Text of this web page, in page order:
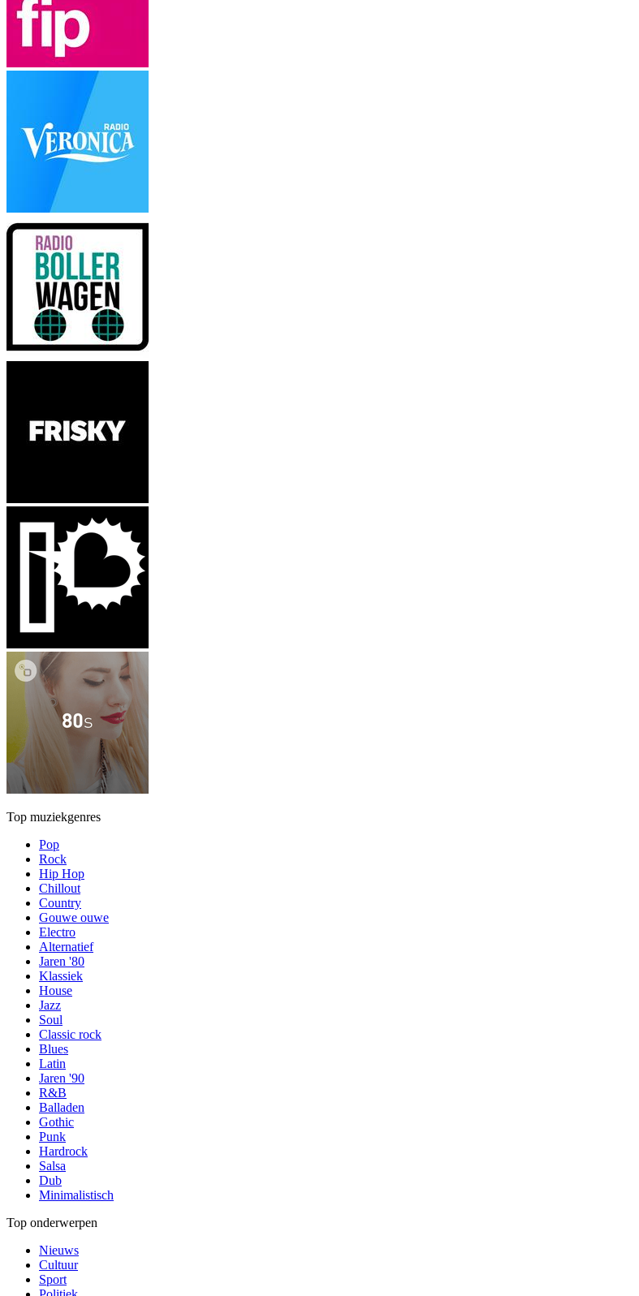
Top muziekgenres
Pop
Rock
Hip Hop
Chillout
Country
Gouwe ouwe
Electro
Alternatief
Jaren '80
Klassiek
House
Jazz
Soul
Classic rock
Blues
Latin
Jaren '90
R&B
Balladen
Gothic
Punk
Hardrock
Salsa
Dub
Minimalistisch
Top onderwerpen
Nieuws
Cultuur
Sport